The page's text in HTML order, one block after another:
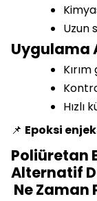
Uzun
Uygulama
Hızlı
📌 Epoksi
Poliüretan
Alternatif
Ne Zaman